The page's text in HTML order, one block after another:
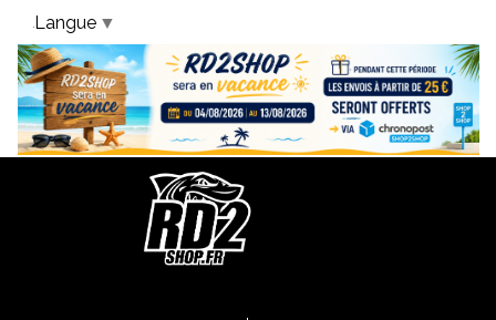
Bandeau Vacances
Langue ▼